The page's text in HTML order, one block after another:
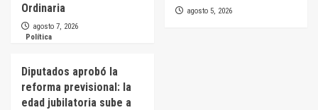
Ordinaria
agosto 7, 2026
agosto 5, 2026
Política
Diputados aprobó la
reforma previsional: la
edad jubilatoria sube a